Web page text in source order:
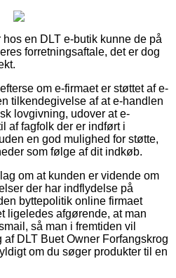
en DLT e-butik kunne de på
forretningsaftale, det er dog
om e-firmaet er støttet af e-
tilkendegivelse af at e-handlen
lovgivning, udover at e-
af fagfolk der er indført i
en god mulighed for støtte,
som følge af dit indkøb.
om at kunden er vidende om
der har indflydelse på
byttepolitik online firmaet
ligeledes afgørende, at man
så man i fremtiden vil
DLT Buet Owner Forfangskrog
om du søger produkter til en